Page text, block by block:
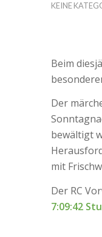
KEINE
Beim
Der
bewältigt
mit
Der RC
7:09:42